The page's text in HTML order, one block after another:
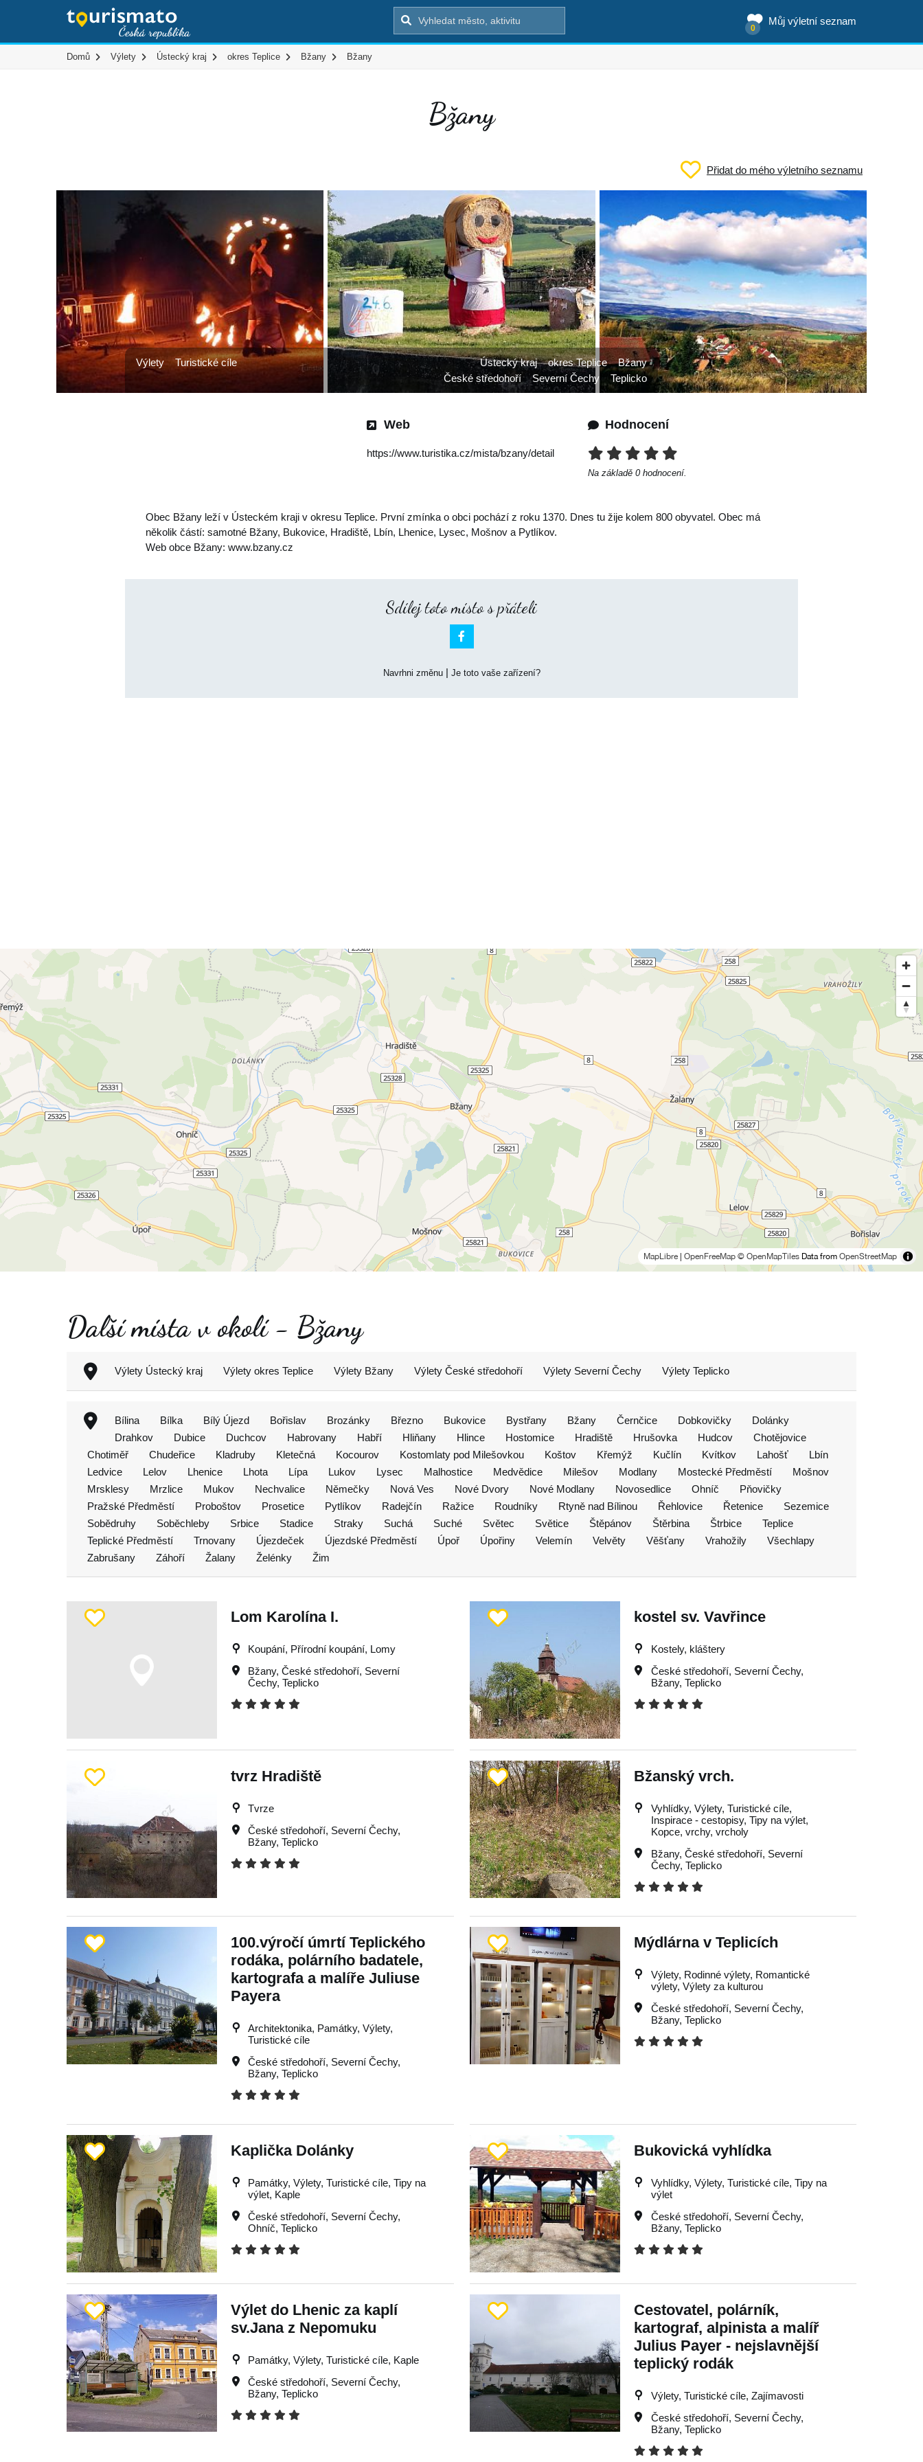
Můj výletní seznam
0
Domů Výlety Ústecký kraj okres Teplice Bžany Bžany
Bžany
Přidat do mého výletního seznamu
Web
https://www.turistika.cz/mista/bzany/detail
Hodnocení
Na základě 0 hodnocení.
Obec Bžany leží v Ústeckém kraji v okresu Teplice. První zmínka o obci pochází z roku 1370. Dnes tu žije kolem 800 obyvatel. Obec má
několik částí: samotné Bžany, Bukovice, Hradiště, Lbín, Lhenice, Lysec, Mošnov a Pytlíkov.
Web obce Bžany: www.bzany.cz
Výlety Turistické cíle Ústecký kraj okres Teplice
Bžany
České středohoří
Severní Čechy Teplicko
Sdílej toto místo s přáteli

Navrhni změnu| Je toto vaše zařízení?
MapLibre OpenFreeMap © OpenMapTiles Data from OpenStreetMap
Další místa v okolí - Bžany
Výlety Ústecký kraj Výlety okres Teplice Výlety Bžany Výlety České středohoří Výlety Severní Čechy Výlety Teplicko
Bílina Bílka Bílý Újezd Bořislav Brozánky Březno Bukovice Bystřany Bžany Černčice Dobkovičky
Dolánky
Drahkov
Dubice Duchcov Habrovany Habří Hliňany Hlince Hostomice Hradiště Hrušovka Hudcov
Chotějovice
Chotiměř
Chudeřice Kladruby Kletečná Kocourov Kostomlaty pod Milešovkou Koštov Křemýž Kučlín Kvítkov Lahošť
Lbín
Ledvice
Lelov Lhenice Lhota Lípa Lukov Lysec Malhostice Medvědice Milešov Modlany Mostecké Předměstí
Mošnov
Mrsklesy
Mrzlice Mukov Nechvalice Němečky Nová Ves Nové Dvory Nové Modlany Novosedlice Ohníč
Pňovičky
Pražské Předměstí
Proboštov Prosetice Pytlíkov Radejčín Ražice Roudníky Rtyně nad Bílinou Řehlovice Řetenice
Sezemice
Sobědruhy
Soběchleby Srbice Stadice Straky Suchá Suché Světec Světice Štěpánov Štěrbina Štrbice
Teplice
Teplické Předměstí
Trnovany Újezdeček Újezdské Předměstí Úpoř Úpořiny Velemín Velvěty Věšťany Vrahožily
Všechlapy
Zabrušany
Záhoří Žalany Želénky Žim
Lom Karolína I.
Koupání, Přírodní koupání, Lomy
Bžany,České středohoří, Severní
Čechy,Teplicko
kostel sv. Vavřince
Kostely, kláštery
České středohoří, Severní Čechy,
Bžany, Teplicko
tvrz Hradiště
Tvrze
České středohoří, Severní Čechy,
Bžany,Teplicko
Bžanský vrch.
Vyhlídky, Výlety, Turistické cíle,
Inspirace - cestopisy, Tipy na výlet,
Kopce, vrchy, vrcholy
Bžany, České středohoří, Severní
Čechy, Teplicko
100.výročí úmrtí Teplického
rodáka, polárního badatele,
kartografa a malíře Juliuse
Payera
Architektonika, Památky, Výlety,
Turistické cíle
České středohoří, Severní Čechy,
Bžany,Teplicko
Mýdlárna v Teplicích
Výlety, Rodinné výlety, Romantické
výlety, Výlety za kulturou
České středohoří, Severní Čechy,
Bžany, Teplicko
Kaplička Dolánky
Památky, Výlety, Turistické cíle, Tipy na
výlet, Kaple
České středohoří, Severní Čechy,
Ohníč,Teplicko
Bukovická vyhlídka
Vyhlídky, Výlety, Turistické cíle, Tipy na
výlet
České středohoří, Severní Čechy,
Bžany, Teplicko
Výlet do Lhenic za kaplí
sv.Jana z Nepomuku
Památky, Výlety, Turistické cíle, Kaple
České středohoří, Severní Čechy,
Bžany,Teplicko
Cestovatel, polárník,
kartograf, alpinista a malíř
Julius Payer - nejslavnější
teplický rodák
Výlety, Turistické cíle, Zajímavosti
České středohoří, Severní Čechy,
Bžany, Teplicko